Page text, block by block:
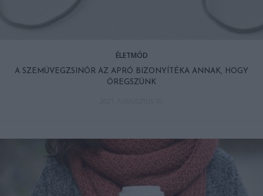
ÉLETMÓD
A SZEMÜVEGZSINÓR AZ APRÓ BIZONYÍTÉKA ANNAK, HOGY
ÖREGSZÜNK